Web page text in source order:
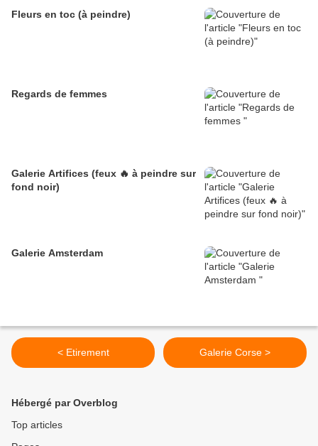
Fleurs en toc (à peindre)
Regards de femmes
Galerie Artifices (feux 🔥 à peindre sur
fond noir)
Galerie Amsterdam
< Etirement Galerie Corse >
Hébergé par Overblog
Top articles